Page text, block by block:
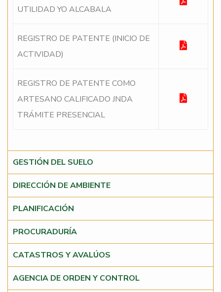
UTILIDAD YO ALCABALA
REGISTRO DE PATENTE (INICIO DE
ACTIVIDAD)
REGISTRO DE PATENTE COMO
ARTESANO CALIFICADO JNDA
TRÁMITE PRESENCIAL
GESTIÓN DEL SUELO
DIRECCIÓN DE AMBIENTE
PLANIFICACIÓN
PROCURADURÍA
CATASTROS Y AVALÚOS
AGENCIA DE ORDEN Y CONTROL